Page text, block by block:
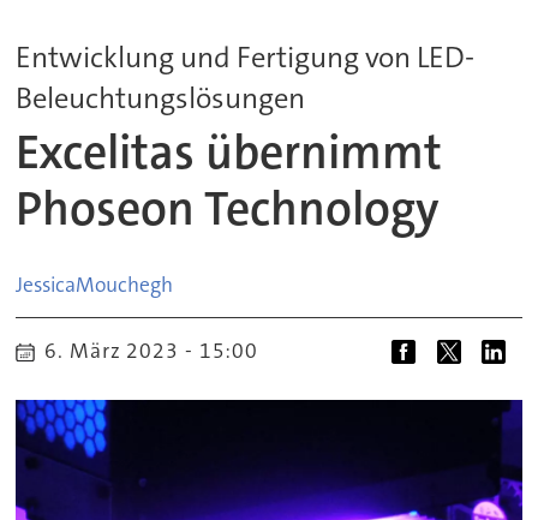
Entwicklung und Fertigung von LED-
Beleuchtungslösungen
Excelitas übernimmt
Phoseon Technology
JessicaMouchegh
6. März 2023 - 15:00